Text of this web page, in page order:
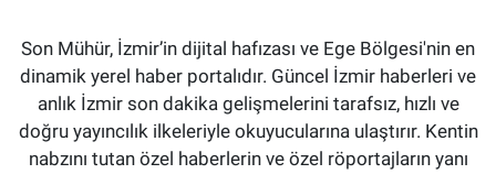
Son Mühür, İzmir’in dijital hafızası ve Ege Bölgesi'nin en
dinamik yerel haber portalıdır. Güncel İzmir haberleri ve
anlık İzmir son dakika gelişmelerini tarafsız, hızlı ve
doğru yayıncılık ilkeleriyle okuyucularına ulaştırır. Kentin
nabzını tutan özel haberlerin ve özel röportajların yanı